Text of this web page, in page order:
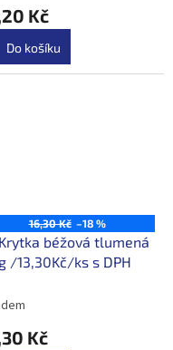
Kč
Do košíku
16,30 Kč –18 %
béžová tlumená
/13,30Kč/ks s DPH
Kč